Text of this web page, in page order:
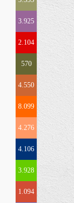
3.925
2.104
570
4.550
8.099
4.276
4.106
3.928
1.094